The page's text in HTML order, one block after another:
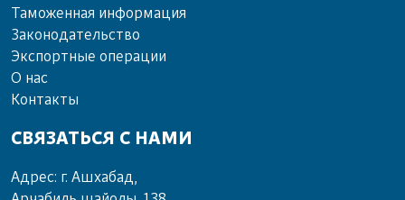
Таможенная информация
Законодательство
Экспортные операции
О нас
Контакты
СВЯЗАТЬСЯ С НАМИ
Адрес: г. Ашхабад,